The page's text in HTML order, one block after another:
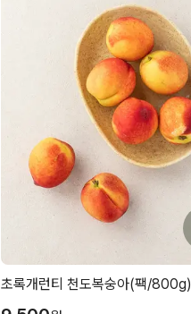
초록개런티 천도복숭아(팩/800g)